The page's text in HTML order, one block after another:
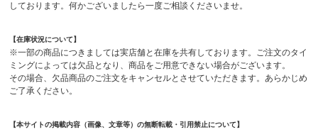
しております。何かございましたら一度ご相談くださいませ。
【在庫状況について】
※一部の商品につきましては実店舗と在庫を共有しております。ご注文のタイ
ミングによっては欠品となり、商品をご用意できない場合がございます。
その場合、欠品商品のご注文をキャンセルとさせていただきます。あらかじめ
ご了承ください。
【本サイトの掲載内容（画像、文章等）の無断転載・引用禁止について】